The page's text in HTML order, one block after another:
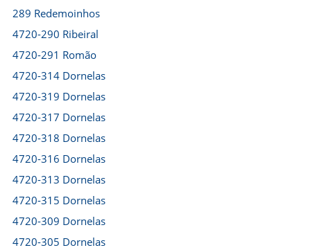
289 Redemoinhos
4720-290 Ribeiral
4720-291 Romão
4720-314 Dornelas
4720-319 Dornelas
4720-317 Dornelas
4720-318 Dornelas
4720-316 Dornelas
4720-313 Dornelas
4720-315 Dornelas
4720-309 Dornelas
4720-305 Dornelas